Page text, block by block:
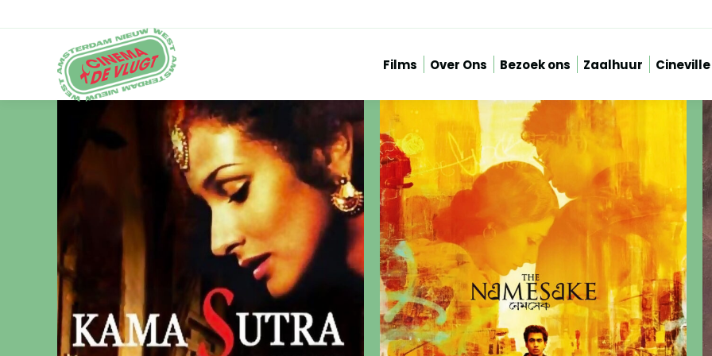
Films Over Ons Bezoek ons Zaalhuur Cineville